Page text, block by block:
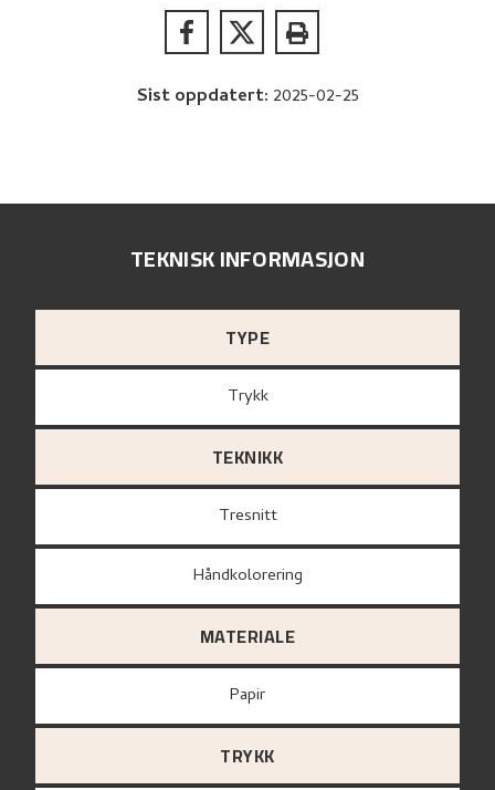
Sist oppdatert: 2025-02-25
TEKNISK INFORMASJON
TYPE
Trykk
TEKNIKK
Tresnitt
Håndkolorering
MATERIALE
papir
TRYKK